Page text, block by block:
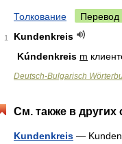
Толкование Перевод
1
Kundenkreis
Kúndenkreis m
Deutsch-Bulgarisch
См. также в других
Kundenkreis —